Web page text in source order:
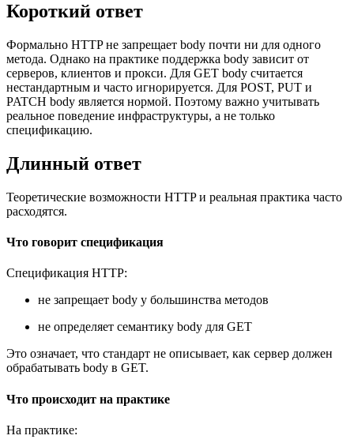
Короткий ответ
Формально HTTP не запрещает body почти ни для одного
метода. Однако на практике поддержка body зависит от
серверов, клиентов и прокси. Для GET body считается
нестандартным и часто игнорируется. Для POST, PUT и
PATCH body является нормой. Поэтому важно учитывать
реальное поведение инфраструктуры, а не только
спецификацию.
Длинный ответ
Теоретические возможности HTTP и реальная практика часто
расходятся.
Что говорит спецификация
Спецификация HTTP:
не запрещает body у большинства методов
не определяет семантику body для GET
Это означает, что стандарт не описывает, как сервер должен
обрабатывать body в GET.
Что происходит на практике
На практике: